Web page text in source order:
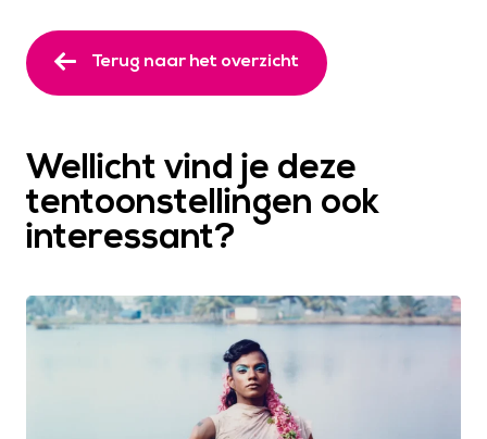
Terug naar het overzicht
Wellicht vind je deze
tentoonstellingen ook
interessant?